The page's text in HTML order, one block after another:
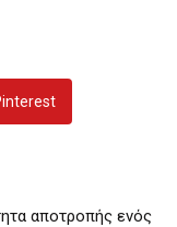
αποτροπής ενός